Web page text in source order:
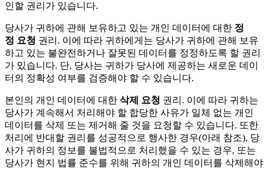
인할 권리가 있습니다.
당사가 귀하에 관해 보유하고 있는 개인 데이터에 대한 정
정 요청 권리. 이에 따라 귀하에게는 당사가 귀하에 관해 보유
하고 있는 불완전하거나 잘못된 데이터를 정정하도록 할 권리
가 있습니다. 단, 당사는 귀하가 당사에 제공하는 새로운 데이
터의 정확성 여부를 검증해야 할 수 있습니다.
본인의 개인 데이터에 대한 삭제 요청 권리. 이에 따라 귀하는
당사가 계속해서 처리해야 할 합당한 사유가 일체 없는 개인
데이터를 삭제 또는 제거해 줄 것을 요청할 수 있습니다. 또한
처리에 반대할 권리를 성공적으로 행사한 경우(아래 참조), 당
사가 귀하의 정보를 불법적으로 처리했을 수 있는 경우, 또는
당사가 현지 법률 준수를 위해 귀하의 개인 데이터를 삭제해야